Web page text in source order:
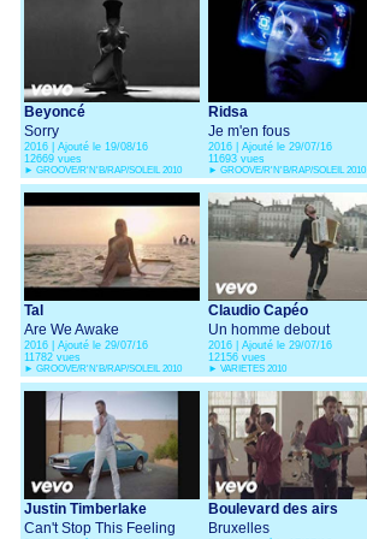
Beyoncé
Sorry
2016 | Ajouté le 19/08/16
12669 vues
► GROOVE/R'N'B/RAP/SOLEIL 2010
Ridsa
Je m'en fous
2016 | Ajouté le 29/07/16
11693 vues
► GROOVE/R'N'B/RAP/SOLEIL 2010
Tal
Are We Awake
2016 | Ajouté le 29/07/16
11782 vues
► GROOVE/R'N'B/RAP/SOLEIL 2010
Claudio Capéo
Un homme debout
2016 | Ajouté le 29/07/16
12156 vues
► VARIETES 2010
Justin Timberlake
Can't Stop This Feeling
Boulevard des airs
Bruxelles